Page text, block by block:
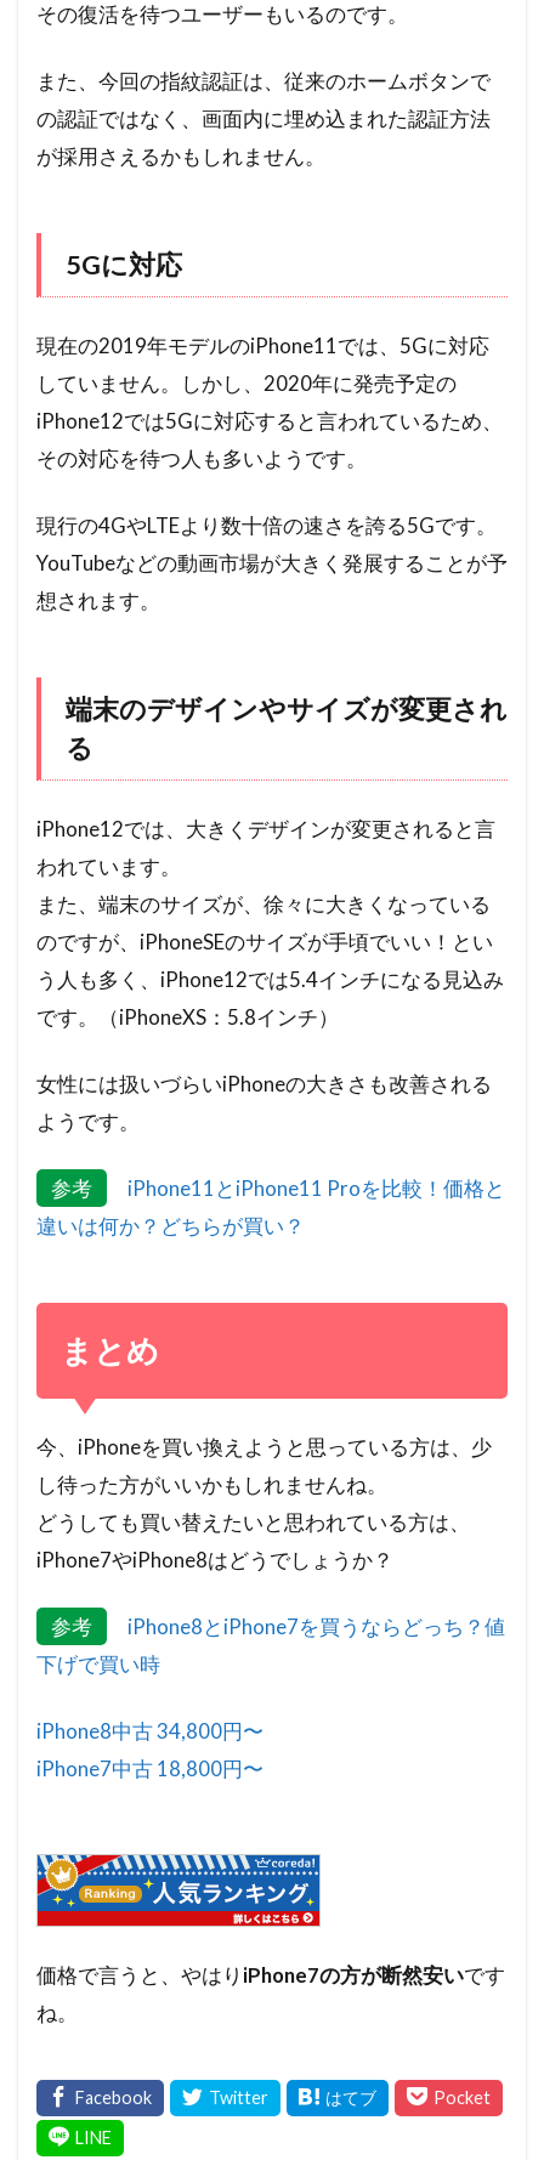
その復活を待つユーザーもいるのです。
また、今回の指紋認証は、従来のホームボタンで
の認証ではなく、画面内に埋め込まれた認証方法
が採用さえるかもしれません。
5Gに対応
現在の2019年モデルのiPhone11では、5Gに対応
していません。しかし、2020年に発売予定の
iPhone12では5Gに対応すると言われているため、
その対応を待つ人も多いようです。
現行の4GやLTEより数十倍の速さを誇る5Gです。
YouTubeなどの動画市場が大きく発展することが予
想されます。
端末のデザインやサイズが変更され
る
iPhone12では、大きくデザインが変更されると言
われています。
また、端末のサイズが、徐々に大きくなっている
のですが、iPhoneSEのサイズが手頃でいい！とい
う人も多く、iPhone12では5.4インチになる見込み
です。（iPhoneXS：5.8インチ）
女性には扱いづらいiPhoneの大きさも改善される
ようです。
参考
iPhone11とiPhone11 Proを比較！価格と
違いは何か？どちらが買い？
まとめ
今、iPhoneを買い換えようと思っている方は、少
し待った方がいいかもしれませんね。
どうしても買い替えたいと思われている方は、
iPhone7やiPhone8はどうでしょうか？
参考
iPhone8とiPhone7を買うならどっち？値
下げで買い時
iPhone8中古 34,800円〜
iPhone7中古 18,800円〜
価格で言うと、やはり iPhone7の方が断然安いです
ね。